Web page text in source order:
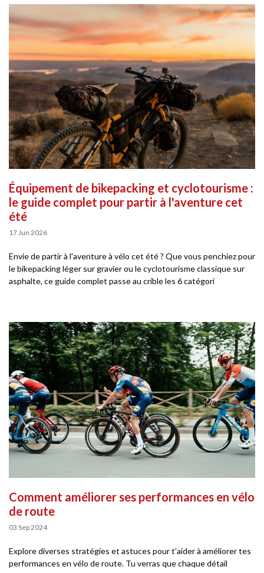
Équipement de bikepacking et cyclotourisme :
le guide complet pour partir à l'aventure cet
été
17 Jun 2026
Envie de partir à l'aventure à vélo cet été ? Que vous penchiez pour
le bikepacking léger sur gravier ou le cyclotourisme classique sur
asphalte, ce guide complet passe au crible les 6 catégori
Comment améliorer ses performances en vélo
de route
03 Sep 2024
Explore diverses stratégies et astuces pour t'aider à améliorer tes
performances en vélo de route. Tu verras que chaque détail